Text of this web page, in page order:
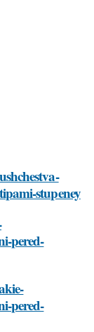
stupeney
pered-
pered-